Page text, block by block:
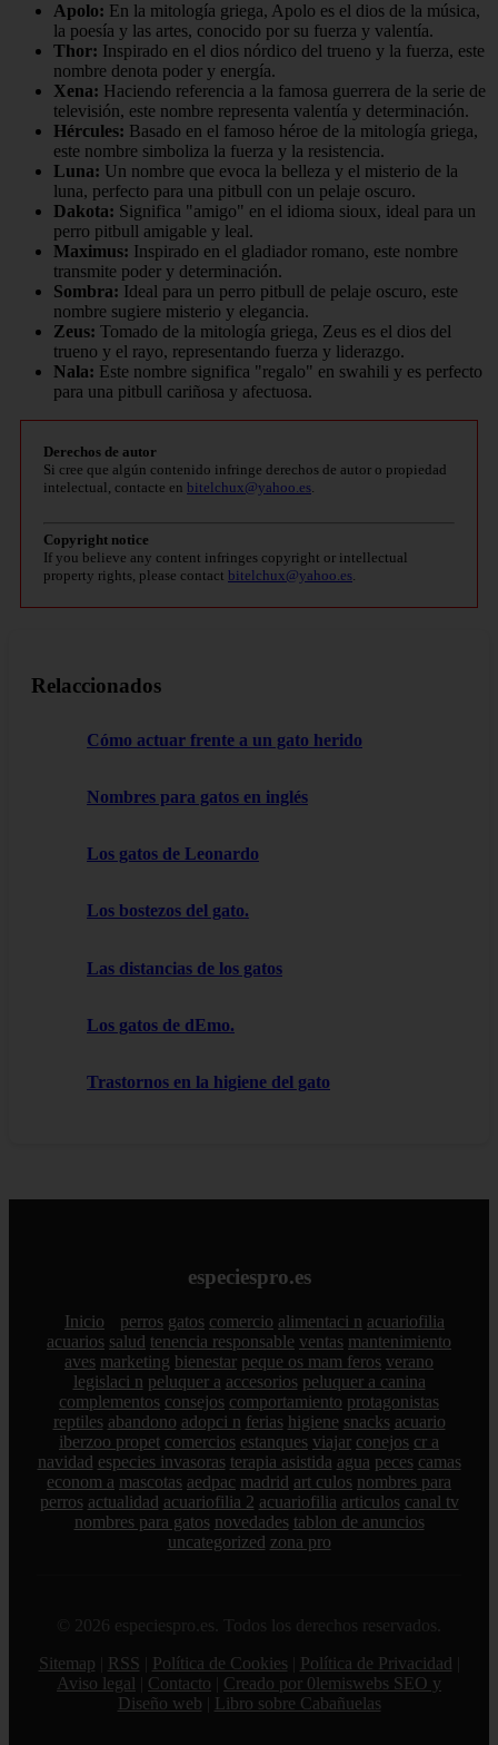
Apolo: En la mitología griega, Apolo es el dios de la música,
la poesía y las artes, conocido por su fuerza y valentía.
Thor: Inspirado en el dios nórdico del trueno y la fuerza, este
nombre denota poder y energía.
Xena: Haciendo referencia a la famosa guerrera de la serie de
televisión, este nombre representa valentía y determinación.
Hércules: Basado en el famoso héroe de la mitología griega,
este nombre simboliza la fuerza y la resistencia.
Luna: Un nombre que evoca la belleza y el misterio de la
luna, perfecto para una pitbull con un pelaje oscuro.
Dakota: Significa "amigo" en el idioma sioux, ideal para un
perro pitbull amigable y leal.
Maximus: Inspirado en el gladiador romano, este nombre
transmite poder y determinación.
Sombra: Ideal para un perro pitbull de pelaje oscuro, este
nombre sugiere misterio y elegancia.
Zeus: Tomado de la mitología griega, Zeus es el dios del
trueno y el rayo, representando fuerza y liderazgo.
Nala: Este nombre significa "regalo" en swahili y es perfecto
para una pitbull cariñosa y afectuosa.
Derechos de autor
Si cree que algún contenido infringe derechos de autor o propiedad
intelectual, contacte en bitelchux@yahoo.es.
Copyright notice
If you believe any content infringes copyright or intellectual
property rights, please contact bitelchux@yahoo.es.
Relaccionados
Cómo actuar frente a un gato herido
Nombres para gatos en inglés
Los gatos de Leonardo
Los bostezos del gato.
Las distancias de los gatos
Los gatos de dEmo.
Trastornos en la higiene del gato
especiespro.es
Inicio perros gatos comercio alimentaci n acuariofilia
acuarios salud tenencia responsable ventas mantenimiento
aves marketing bienestar peque os mam feros verano
legislaci n peluquer a accesorios peluquer a canina
complementos consejos comportamiento protagonistas
reptiles abandono adopci n ferias higiene snacks acuario
iberzoo propet comercios estanques viajar conejos cr a
navidad especies invasoras terapia asistida agua peces camas
econom a mascotas aedpac madrid art culos nombres para
perros actualidad acuariofilia 2 acuariofilia articulos canal tv
nombres para gatos novedades tablon de anuncios
uncategorized zona pro
© 2026 especiespro.es. Todos los derechos reservados.
Sitemap
RSS Política de Cookies Política de Privacidad
Aviso legal
Contacto
Creado por 0lemiswebs SEO y
Diseño web
Libro sobre Cabañuelas